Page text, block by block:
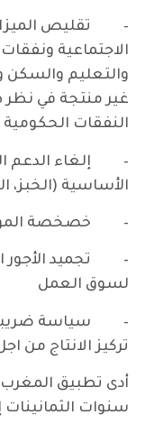
– تقليص
الاجتماعية
والتعليم والسكن
غير منتجة في
النفقات الحكومية
– إلغاء الدعم
الأساسية (الخبز،
– خصخصة
– تجميد الأجور
لسوق العمل
– سياسة ضريبة
تركيز الانتاج من
أدى تطبيق المغرب
سنوات الثمانينات